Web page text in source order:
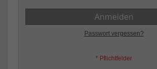
Anmelden
Passwort vergessen?